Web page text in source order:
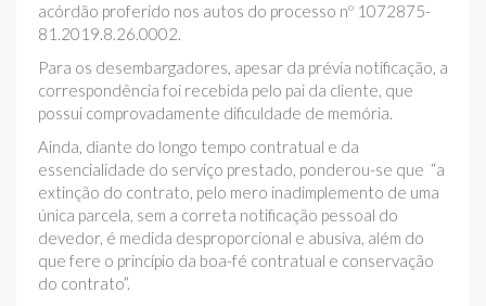
acórdão proferido nos autos do processo nº 1072875-
81.2019.8.26.0002.
Para os desembargadores, apesar da prévia notificação, a
correspondência foi recebida pelo pai da cliente, que
possui comprovadamente dificuldade de memória.
Ainda, diante do longo tempo contratual e da
essencialidade do serviço prestado, ponderou-se que “a
extinção do contrato, pelo mero inadimplemento de uma
única parcela, sem a correta notificação pessoal do
devedor, é medida desproporcional e abusiva, além do
que fere o princípio da boa-fé contratual e conservação
do contrato”.